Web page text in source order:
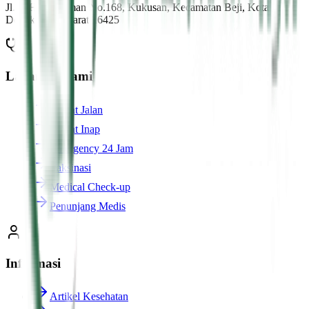
Jl. K.H.M. Usman No.168, Kukusan, Kecamatan Beji, Kota
Depok, Jawa Barat 16425
Layanan Kami
Rawat Jalan
Rawat Inap
Emergency 24 Jam
Vaksinasi
Medical Check-up
Penunjang Medis
Informasi
Artikel Kesehatan